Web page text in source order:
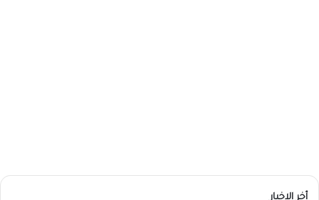
أخر الاخبار